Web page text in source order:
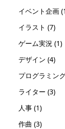
イベント企画
イラスト (7)
ゲーム実況 (1)
デザイン (4)
プログラミン
ライター (3)
人事 (1)
作曲 (3)